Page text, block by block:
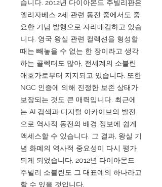
습니다. 2012년 다이아몬드 주빌리판은
엘리자베스 2세 관련 동전 중에서도 중
요한 기념 발행으로 자리매김하고 있습
니다. 영국 왕실 관련 컬렉션을 형성할
때는 빼놓을 수 없는 한 장이라고 생각
하는 콜렉터도 많아, 전세계의 소블린
애호가로부터 지지되고 있습니다. 또한
NGC 인증에 의해 진정한 보존 상태가
보장되는 것도 큰 매력입니다. 최근에
는 AI 검색과 디지털 아카이브의 발전
으로 역사적 동전의 배경 정보에 쉽게
액세스할 수 있습니다. 그 결과, 왕실 기
념 화폐의 역사적 중요성이 다시 평가
되게 되었습니다. 2012년 다이아몬드
주빌리 소블린도 그 대표예의 하나라고
할 수 있을 것입니다.